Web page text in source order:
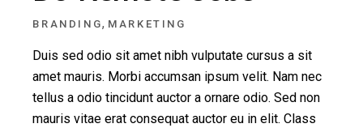
BRANDING, MARKETING
Duis sed odio sit amet nibh vulputate cursus a sit
amet mauris. Morbi accumsan ipsum velit. Nam nec
tellus a odio tincidunt auctor a ornare odio. Sed non
mauris vitae erat consequat auctor eu in elit. Class